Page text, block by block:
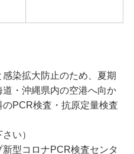
染拡大防止のため、夏期
・沖縄県内の空港へ向か
PCR検査・抗原定量検査
い）
型コロナPCR検査センタ